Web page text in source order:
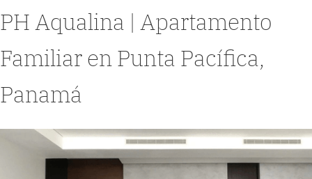
PH Aqualina | Apartamento
Familiar en Punta Pacífica,
Panamá